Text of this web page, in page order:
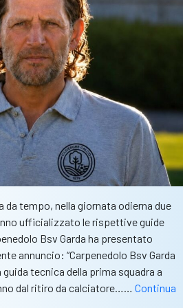
da tempo, nella giornata odierna due
ufficializzato le rispettive guide
Bsv Garda ha presentato
annuncio: “Carpenedolo Bsv Garda
tecnica della prima squadra a
dal ritiro da calciatore…… Continua